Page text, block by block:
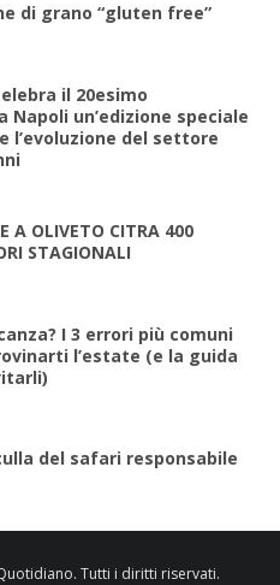
di grano “gluten free”
il 20esimo
Napoli un’edizione speciale
l’evoluzione del settore
A OLIVETO CITRA 400
STAGIONALI
I 3 errori più comuni
l’estate (e la guida
del safari responsabile
Tutti i diritti riservati.